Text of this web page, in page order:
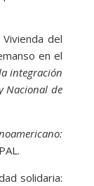
del
en el
integración
Nacional de
solidaria: